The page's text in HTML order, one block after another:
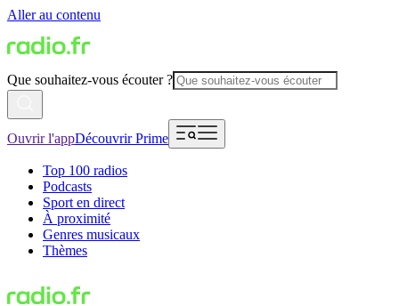
Aller au contenu
Que souhaitez-vous écouter ?
Ouvrir l'appDécouvrir Prime
Top 100 radios
Podcasts
Sport en direct
À proximité
Genres musicaux
Thèmes